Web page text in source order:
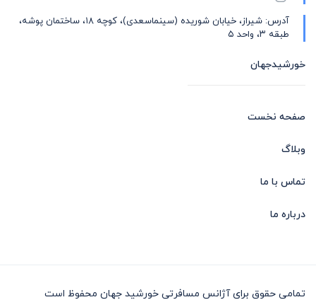
آدرس: شیراز، خیابان شوریده (سینماسعدی)، کوچه ۱۸، ساختمان پوشه،
طبقه ۳، واحد ۵
خورشیدجهان
صفحه نخست
وبلاگ
تماس با ما
درباره ما
تمامی حقوق برای آژانس مسافرتی خورشید جهان محفوظ است